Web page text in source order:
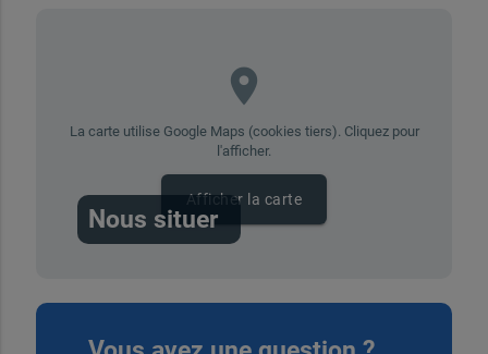
place
La carte utilise Google Maps (cookies tiers). Cliquez pour
l'afficher.
Afficher la carte
Nous situer